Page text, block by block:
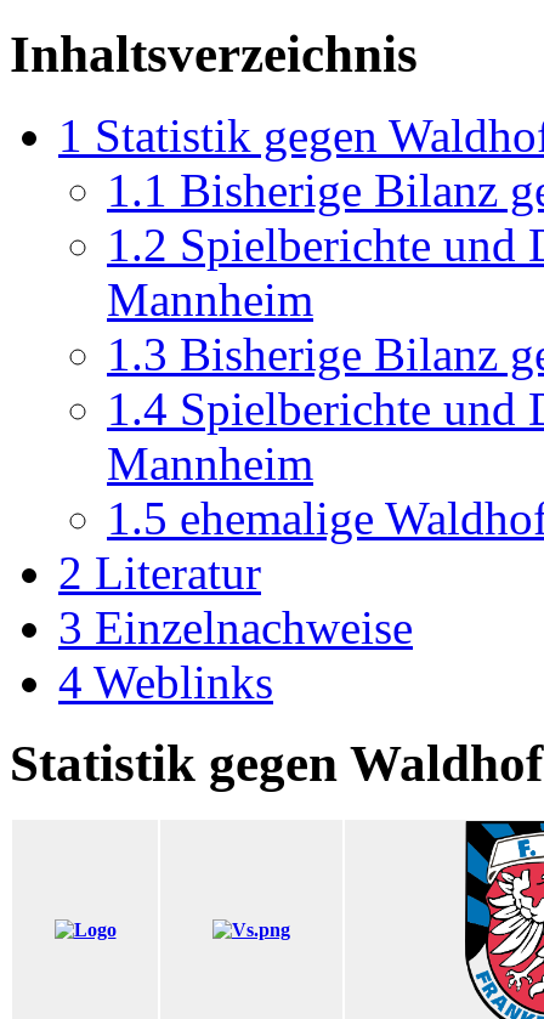
Inhaltsverzeichnis
1 Statistik gegen
1.1 Bisherige Bilanz
1.2 Spielberichte und
Mannheim
1.3 Bisherige Bilanz
1.4 Spielberichte und
Mannheim
1.5 ehemalige
2 Literatur
3 Einzelnachweise
4 Weblinks
Statistik gegen Waldhof